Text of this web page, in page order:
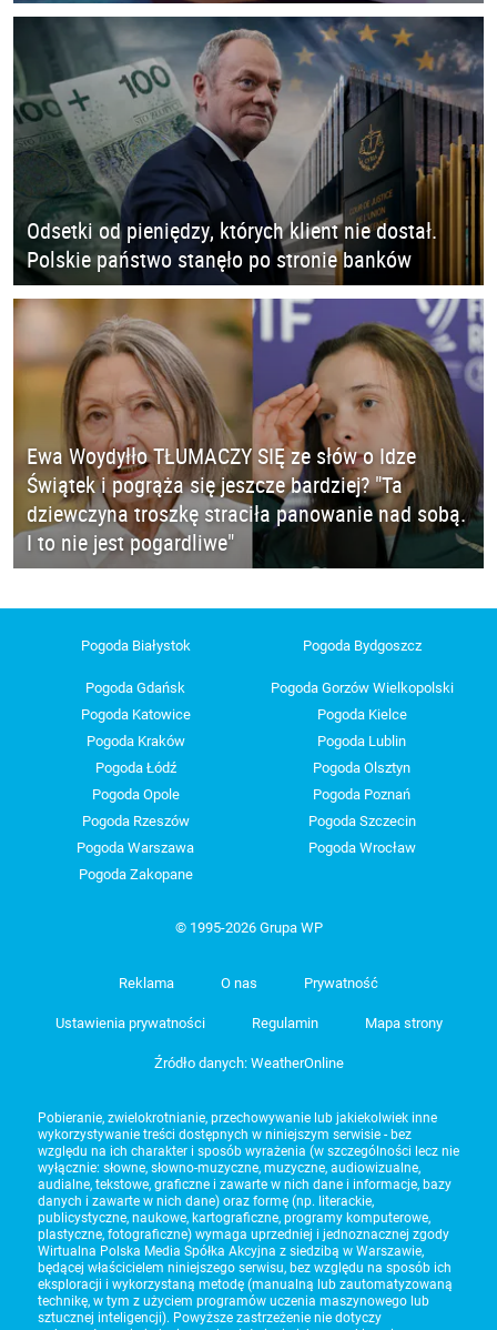
Odsetki od pieniędzy, których klient nie dostał.
Polskie państwo stanęło po stronie banków
Ewa Woydyłło TŁUMACZY SIĘ ze słów o Idze
Świątek i pogrąża się jeszcze bardziej? "Ta
dziewczyna troszkę straciła panowanie nad sobą.
I to nie jest pogardliwe"
Pogoda Białystok Pogoda Bydgoszcz
Pogoda Gdańsk
Pogoda Gorzów Wielkopolski
Pogoda Katowice
Pogoda Kielce
Pogoda Kraków
Pogoda Lublin
Pogoda Łódź
Pogoda Olsztyn
Pogoda Opole
Pogoda Poznań
Pogoda Rzeszów
Pogoda Szczecin
Pogoda Warszawa
Pogoda Wrocław
Pogoda Zakopane
© 1995-2026 Grupa WP
Reklama O nas Prywatność
Ustawienia prywatności Regulamin Mapa strony
Źródło danych: WeatherOnline
Pobieranie, zwielokrotnianie, przechowywanie lub jakiekolwiek inne
wykorzystywanie treści dostępnych w niniejszym serwisie - bez
względu na ich charakter i sposób wyrażenia (w szczególności lecz nie
wyłącznie: słowne, słowno-muzyczne, muzyczne, audiowizualne,
audialne, tekstowe, graficzne i zawarte w nich dane i informacje, bazy
danych i zawarte w nich dane) oraz formę (np. literackie,
publicystyczne, naukowe, kartograficzne, programy komputerowe,
plastyczne, fotograficzne) wymaga uprzedniej i jednoznacznej zgody
Wirtualna Polska Media Spółka Akcyjna z siedzibą w Warszawie,
będącej właścicielem niniejszego serwisu, bez względu na sposób ich
eksploracji i wykorzystaną metodę (manualną lub zautomatyzowaną
technikę, w tym z użyciem programów uczenia maszynowego lub
sztucznej inteligencji). Powyższe zastrzeżenie nie dotyczy